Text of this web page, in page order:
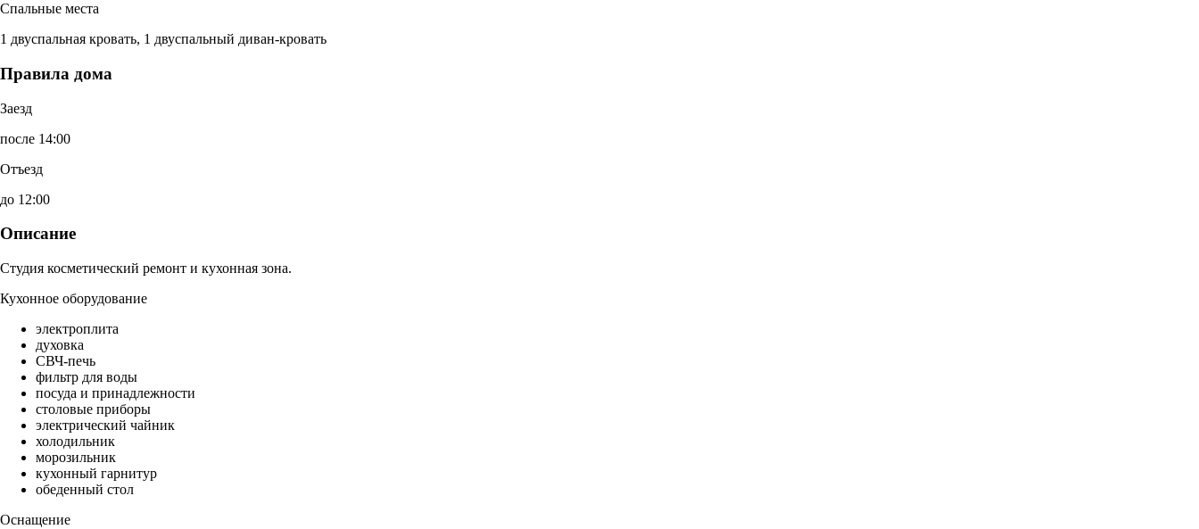
Спальные места
1 двуспальная кровать, 1 двуспальный диван-кровать
Правила дома
Заезд
после 14:00
Отъезд
до 12:00
Описание
Студия косметический ремонт и кухонная зона.
Кухонное оборудование
электроплита
духовка
СВЧ-печь
фильтр для воды
посуда и принадлежности
столовые приборы
электрический чайник
холодильник
морозильник
кухонный гарнитур
обеденный стол
Оснащение